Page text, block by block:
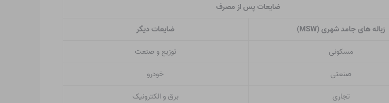
ضایعات پس از مصرف
زباله های جامد شهری (MSW)
ضایعات دیگر
مسکونی
توزیع و صنعت
صنعتی
خودرو
تجاری
برق و الکترونیک